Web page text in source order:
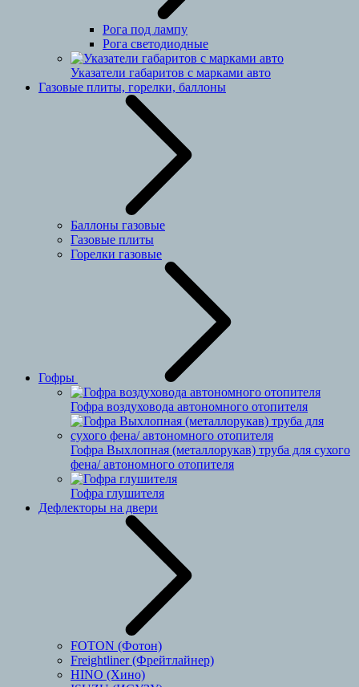
Рога под лампу
Рога светодиодные
Указатели габаритов с марками авто
Газовые плиты, горелки, баллоны
Баллоны газовые
Газовые плиты
Горелки газовые
Гофры
Гофра воздуховода автономного отопителя
Гофра Выхлопная (металлорукав) труба для сухого
фена/ автономного отопителя
Гофра глушителя
Дефлекторы на двери
FOTON (Фотон)
Freightliner (Фрейтлайнер)
HINO (Хино)